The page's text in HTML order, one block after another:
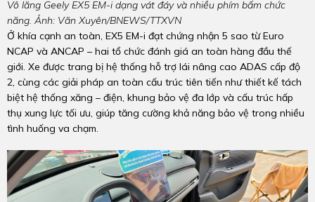
Vô lăng Geely EX5 EM-i dạng vát đáy và nhiều phím bấm chức
năng. Ảnh: Văn Xuyên/BNEWS/TTXVN
Ở khía cạnh an toàn, EX5 EM-i đạt chứng nhận 5 sao từ Euro
NCAP và ANCAP – hai tổ chức đánh giá an toàn hàng đầu thế
giới. Xe được trang bị hệ thống hỗ trợ lái nâng cao ADAS cấp độ
2, cùng các giải pháp an toàn cấu trúc tiên tiến như thiết kế tách
biệt hệ thống xăng – điện, khung bảo vệ đa lớp và cấu trúc hấp
thụ xung lực tối ưu, giúp tăng cường khả năng bảo vệ trong nhiều
tình huống va chạm.